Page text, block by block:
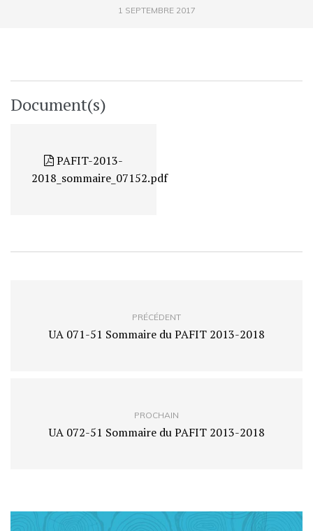
1 SEPTEMBRE 2017
Document(s)
PAFIT-2013-
2018_sommaire_07152.pdf
PRÉCÉDENT
UA 071-51 Sommaire du PAFIT 2013-2018
PROCHAIN
UA 072-51 Sommaire du PAFIT 2013-2018